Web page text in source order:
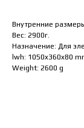
Внутренние
Вес: 2900г.
Назначение: Для
lwh: 1050x360x80
Weight: 2600 g